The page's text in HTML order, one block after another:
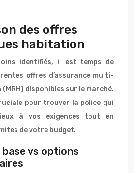
des offres
habitation
identifiés, il est temps de
offres d’assurance multi-
disponibles sur le marché.
pour trouver la police qui
à vos exigences tout en
de votre budget.
vs options